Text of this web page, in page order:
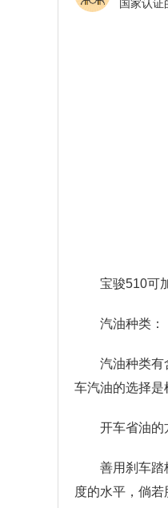
宝骏510可
汽油种类：
汽油种类有
车汽油的选择是
开车省油的
善用刹车踏
度的水平，倘